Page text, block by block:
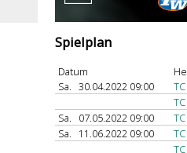
Spielplan
Datum
Sa. 30.04.2022 09:00
Sa.
07.05.2022 09:00
Sa.
11.06.2022 09:00